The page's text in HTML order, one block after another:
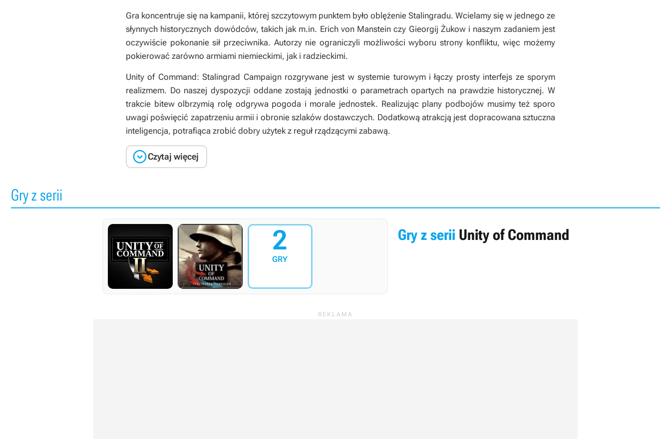
Gra koncentruje się na kampanii, której szczytowym punktem było oblężenie Stalingradu. Wcielamy się w jednego ze
słynnych historycznych dowódców, takich jak m.in. Erich von Manstein czy Gieorgij Żukow i naszym zadaniem jest
oczywiście pokonanie sił przeciwnika. Autorzy nie ograniczyli możliwości wyboru strony konfliktu, więc możemy
pokierować zarówno armiami niemieckimi, jak i radzieckimi.
Unity of Command: Stalingrad Campaignrozgrywane jest w systemie turowym i łączy prosty interfejs ze sporym
realizmem. Do naszej dyspozycji oddane zostają jednostki o parametrach opartych na prawdzie historycznej. W
trakcie bitew olbrzymią rolę odgrywa pogoda i morale jednostek. Realizując plany podbojów musimy też sporo
uwagi poświęcić zapatrzeniu armii i obronie szlaków dostawczych. Dodatkową atrakcją jest dopracowana sztuczna
inteligencja, potrafiąca zrobić dobry użytek z reguł rządzącymi zabawą.
Czytaj więcej
Gry z serii
2
GRY
Gry z seriiUnity of Command